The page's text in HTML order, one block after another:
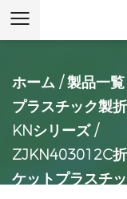
ホーム /製品一覧
プラスチック製
KNシリーズ/
ZJKN403012C
ケットプラスチ